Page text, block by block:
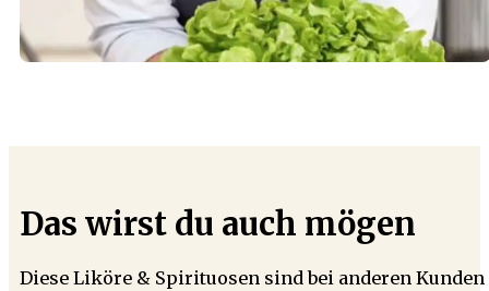
Das wirst du auch mögen
Diese Liköre & Spirituosen sind bei anderen Kunden